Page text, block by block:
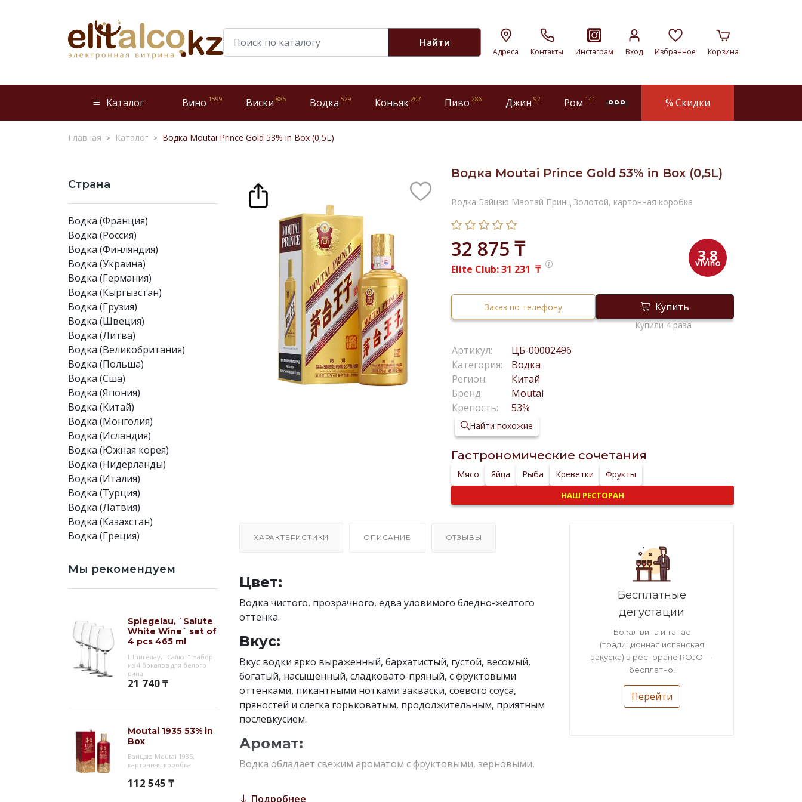
Найти
Адреса Контакты Инстаграм Вход Избранное Корзина
Каталог Вино 1599 Виски 885 Водка 529 Коньяк 207 Пиво 286 Джин 92 Ром 141 more % Скидки
Главная Каталог Водка Moutai Prince Gold 53% in Box (0,5L)
Страна
Водка (Франция)
Водка (Россия)
Водка (Финляндия)
Водка (Украина)
Водка (Германия)
Водка (Кыргызстан)
Водка (Грузия)
Водка (Швеция)
Водка (Литва)
Водка (Великобритания)
Водка (Польша)
Водка (Сша)
Водка (Япония)
Водка (Китай)
Водка (Монголия)
Водка (Исландия)
Водка (Южная корея)
Водка (Нидерланды)
Водка (Италия)
Водка (Турция)
Водка (Латвия)
Водка (Казахстан)
Водка (Греция)
Мы рекомендуем
Spiegelau, `Salute
White Wine` set of
4 pcs 465 ml
Шпигелау, "Салют" Набор
из 4 бокалов для белого
вина
21 740 ₸
Moutai 1935 53% in
Box
Байцзю Moutai 1935,
картонная коробка
112 545 ₸
Водка Moutai Prince Gold 53% in Box (0,5L)
Водка Байцзю Маотай Принц Золотой, картонная коробка
32 875 ₸
Elite Club:31 231 ₸
3.8
Заказ по телефону Купить
Купили 4 раза
Артикул:
ЦБ-00002496
Категория:
Водка
Регион:
Китай
Бренд:
Moutai
Крепость:
53%
Найти похожие
Гастрономические сочетания
Мясо Яйца Рыба Креветки Фрукты
НАШ РЕСТОРАН
ХАРАКТЕРИСТИКИ ОПИСАНИЕ ОТЗЫВЫ
Цвет:
Водка чистого, прозрачного, едва уловимого бледно-желтого
оттенка.
Вкус:
Вкус водки ярко выраженный, бархатистый, густой, весомый,
богатый, насыщенный, сладковато-пряный, с фруктовыми
оттенками, пикантными нотками закваски, соевого соуса,
пряностей и слегка горьковатым, продолжительным, приятным
послевкусием.
Аромат:
Водка обладает свежим ароматом с фруктовыми, зерновыми,
Подробнее
Бесплатные
дегустации
Бокал вина и тапас
(традиционная испанская
закуска) в ресторане ROJO —
бесплатно!
Перейти